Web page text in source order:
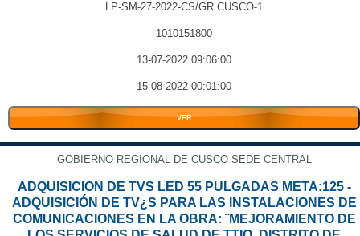
LP-SM-27-2022-CS/GR CUSCO-1
1010151800
13-07-2022 09:06:00
15-08-2022 00:01:00
VER
GOBIERNO REGIONAL DE CUSCO SEDE CENTRAL
ADQUISICION DE TVS LED 55 PULGADAS META:125 -
ADQUISICIÓN DE TV¿S PARA LAS INSTALACIONES DE
COMUNICACIONES EN LA OBRA: ¨MEJORAMIENTO DE